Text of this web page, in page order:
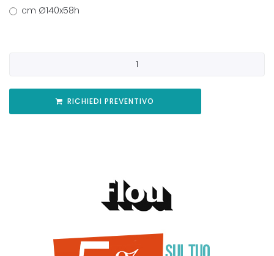
cm Ø140x58h
RICHIEDI PREVENTIVO